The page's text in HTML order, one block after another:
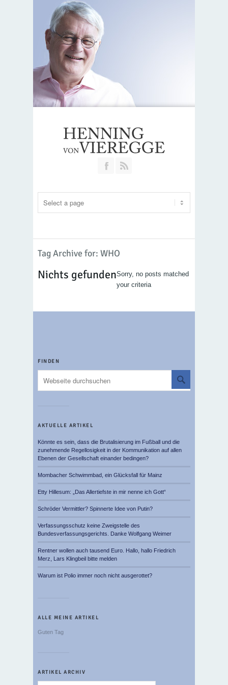
Join our Facebook Group
Tag Archive for: WHO
Nichts gefundenSorry, no posts matched
your criteria
FINDEN
AKTUELLE ARTIKEL
Könnte es sein, dass die Brutalisierung im Fußball und die
zunehmende Regellosigkeit in der Kommunikation auf allen
Ebenen der Gesellschaft einander bedingen?
Mombacher Schwimmbad, ein Glücksfall für Mainz
Etty Hillesum: „Das Allertiefste in mir nenne ich Gott“
Schröder Vermittler? Spinnerte Idee von Putin?
Verfassungsschutz keine Zweigstelle des
Bundesverfassungsgerichts. Danke Wolfgang Weimer
Rentner wollen auch tausend Euro. Hallo, hallo Friedrich
Merz, Lars Klingbeil bitte melden
Warum ist Polio immer noch nicht ausgerottet?
ALLE MEINE ARTIKEL
Guten Tag
ARTIKEL ARCHIV